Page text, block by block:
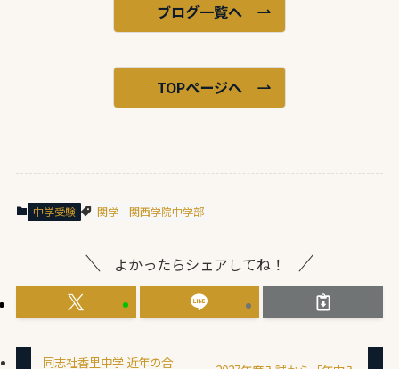
ブログ一覧へ
TOPページへ
中学受験 関学 関西学院中学部
よかったらシェアしてね！
同志社香里中学 近年の合